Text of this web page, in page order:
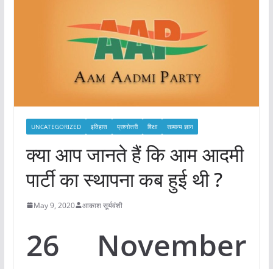
UNCATEGORIZED इतिहास प्रश्नोत्तरी शिक्षा सामान्य ज्ञान
क्या आप जानते हैं कि आम आदमी
पार्टी का स्थापना कब हुई थी ?
May 9, 2020 आकाश सूर्यवंशी
26 November